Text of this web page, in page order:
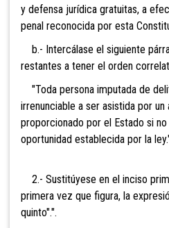
y defensa jurídica gratuitas, a
penal reconocida por esta
b.- Intercálase el siguiente
restantes a tener el orden
"Toda persona imputada de
irrenunciable a ser asistida por
proporcionado por el Estado si
oportunidad establecida por la
2.- Sustitúyese en el inciso
primera vez que figura, la
quinto".".